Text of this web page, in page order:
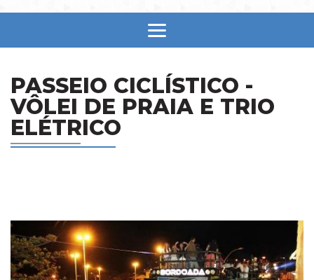
PASSEIO CICLÍSTICO -
VÔLEI DE PRAIA E TRIO
ELÉTRICO